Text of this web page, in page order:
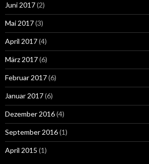
Juni 2017(2)
Mai 2017(3)
April 2017(4)
März 2017(6)
Februar 2017(6)
Januar 2017(6)
Dezember 2016(4)
September 2016(1)
April 2015 (1)